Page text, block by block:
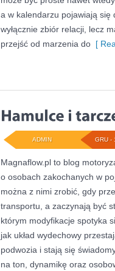
a w kalendarzu pojawiają się
wyłącznie zbiór relacji, lecz
przejść od marzenia do [
GRU -
ADMIN
Magnaflow.pl to blog
o osobach zakochanych w
można z nimi zrobić, gdy
transportu, a zaczynają być
którym modyfikacje spotyka
jak układ wydechowy
podwozia i stają się
na ton, dynamikę oraz